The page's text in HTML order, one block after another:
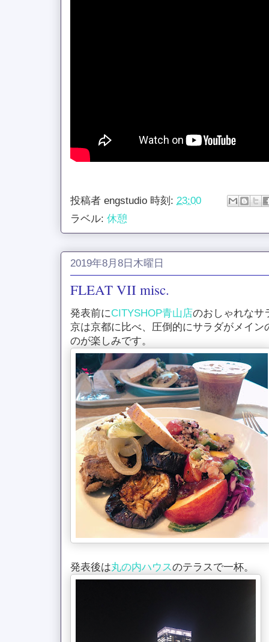
投稿者 engstudio 時刻: 23:00
ラベル: 休憩
2019年8月8日木曜日
FLEAT VII misc.
発表前にCITYSHOP青山店のおしゃれなサ
京は京都に比べ、圧倒的にサラダがメイ
のが楽しみです。
発表後は丸の内ハウスのテラスで一杯。